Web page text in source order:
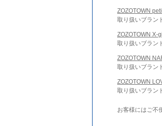
ZOZOTOWN
取り扱いブラン
ZOZOTOWN X-
取り扱いブラン
ZOZOTOWN
取り扱いブラン
ZOZOTOWN
取り扱いブラン
お客様にはご不